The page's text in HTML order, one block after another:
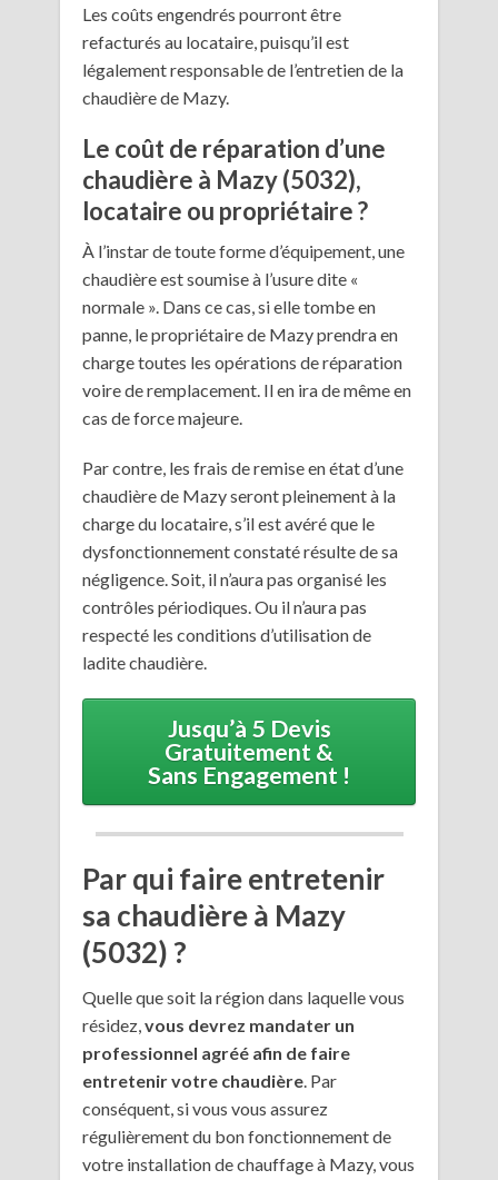
Les coûts engendrés pourront être
refacturés au locataire, puisqu’il est
légalement responsable de l’entretien de la
chaudière de Mazy.
Le coût de réparation d’une
chaudière à Mazy (5032),
locataire ou propriétaire ?
À l’instar de toute forme d’équipement, une
chaudière est soumise à l’usure dite «
normale ». Dans ce cas, si elle tombe en
panne, le propriétaire de Mazy prendra en
charge toutes les opérations de réparation
voire de remplacement. Il en ira de même en
cas de force majeure.
Par contre, les frais de remise en état d’une
chaudière de Mazy seront pleinement à la
charge du locataire, s’il est avéré que le
dysfonctionnement constaté résulte de sa
négligence. Soit, il n’aura pas organisé les
contrôles périodiques. Ou il n’aura pas
respecté les conditions d’utilisation de
ladite chaudière.
Jusqu’à 5 Devis
Gratuitement &
Sans Engagement !
Par qui faire entretenir
sa chaudière à Mazy
(5032) ?
Quelle que soit la région dans laquelle vous
résidez,vous devrez mandater un
professionnel agréé afin de faire
entretenir votre chaudière. Par
conséquent, si vous vous assurez
régulièrement du bon fonctionnement de
votre installation de chauffage à Mazy, vous